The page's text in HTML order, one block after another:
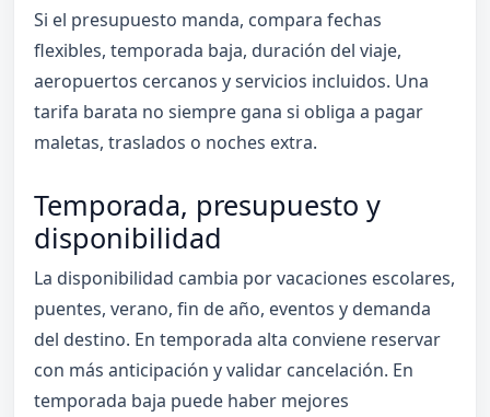
Si el presupuesto manda, compara fechas
flexibles, temporada baja, duración del viaje,
aeropuertos cercanos y servicios incluidos. Una
tarifa barata no siempre gana si obliga a pagar
maletas, traslados o noches extra.
Temporada, presupuesto y
disponibilidad
La disponibilidad cambia por vacaciones escolares,
puentes, verano, fin de año, eventos y demanda
del destino. En temporada alta conviene reservar
con más anticipación y validar cancelación. En
temporada baja puede haber mejores